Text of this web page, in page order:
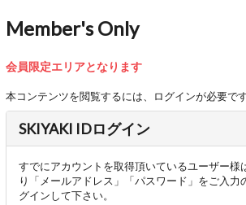
Member's Only
会員限定エリアとなります
本コンテンツを閲覧するには、ログインが必要です
SKIYAKI IDログイン
すでにアカウントを取得頂いているユーザー様
り「メールアドレス」「パスワード」をご入力
グインして下さい。